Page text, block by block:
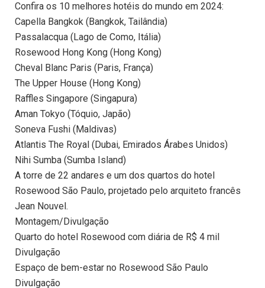
Confira os 10 melhores hotéis do mundo em 2024:
Capella Bangkok (Bangkok, Tailândia)
Passalacqua (Lago de Como, Itália)
Rosewood Hong Kong (Hong Kong)
Cheval Blanc Paris (Paris, França)
The Upper House (Hong Kong)
Raffles Singapore (Singapura)
Aman Tokyo (Tóquio, Japão)
Soneva Fushi (Maldivas)
Atlantis The Royal (Dubai, Emirados Árabes Unidos)
Nihi Sumba (Sumba Island)
A torre de 22 andares e um dos quartos do hotel
Rosewood São Paulo, projetado pelo arquiteto francês
Jean Nouvel.
Montagem/Divulgação
Quarto do hotel Rosewood com diária de R$ 4 mil
Divulgação
Espaço de bem-estar no Rosewood São Paulo
Divulgação